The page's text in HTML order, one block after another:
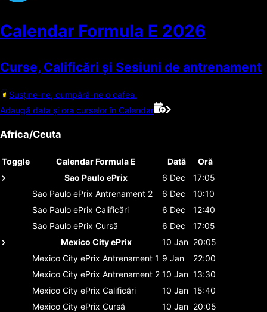
Calendar Formula E 2026
Curse, Calificări și Sesiuni de antrenament
Susține-ne, cumpără-ne o cafea.
Adaugă data și ora curselor în Calendar
Africa/Ceuta
Toggle Calendar Formula E Dată
Oră
Sao Paulo ePrix
6 Dec
17:05
Sao Paulo ePrix Antrenament 2 6 Dec
10:10
Sao Paulo ePrix Calificări 6 Dec
12:40
Sao Paulo ePrix Cursă 6 Dec
17:05
Mexico City ePrix
10 Jan 20:05
Mexico City ePrix Antrenament 1 9 Jan
22:00
Mexico City ePrix Antrenament 2 10 Jan 13:30
Mexico City ePrix Calificări 10 Jan 15:40
Mexico City ePrix Cursă 10 Jan 20:05